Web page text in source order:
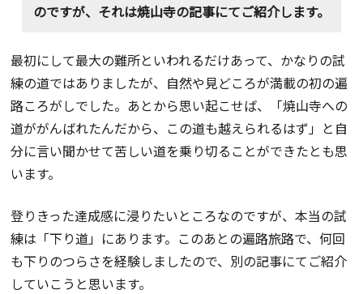
のですが、それは焼山寺の記事にてご紹介します。
最初にして最大の難所といわれるだけあって、かなりの試
練の道ではありましたが、自然や見どころが満載の初の遍
路ころがしでした。あとから思い起こせば、「焼山寺への
道ががんばれたんだから、この道も越えられるはず」と自
分に言い聞かせて苦しい道を乗り切ることができたとも思
います。
登りきった達成感に浸りたいところなのですが、本当の試
練は「下り道」にあります。このあとの遍路旅路で、何回
も下りのつらさを経験しましたので、別の記事にてご紹介
していこうと思います。